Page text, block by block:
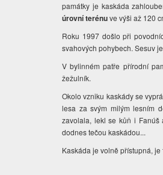
památky je kaskáda
úrovní terénuve výši až 120
Roku 1997 došlo při
svahových pohybech. Sesuv
V bylinném patře přírodní
žežulník.
Okolo vzniku kaskády se
lesa za svým milým lesním
zavolala, lekl se kůň i Fanúš
dodnes tečou kaskádou...
Kaskáda je volně přístupná,